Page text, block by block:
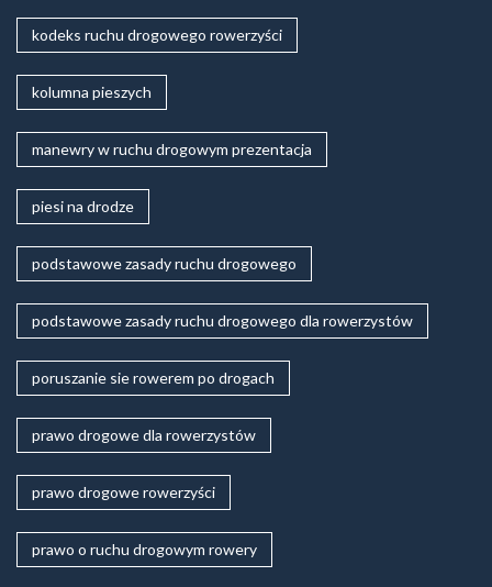
kodeks ruchu drogowego rowerzyści
kolumna pieszych
manewry w ruchu drogowym prezentacja
piesi na drodze
podstawowe zasady ruchu drogowego
podstawowe zasady ruchu drogowego dla rowerzystów
poruszanie sie rowerem po drogach
prawo drogowe dla rowerzystów
prawo drogowe rowerzyści
prawo o ruchu drogowym rowery